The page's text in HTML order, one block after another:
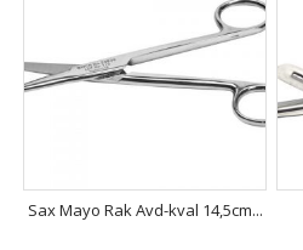
Sax Mayo Rak Avd-kval 14,5cm...